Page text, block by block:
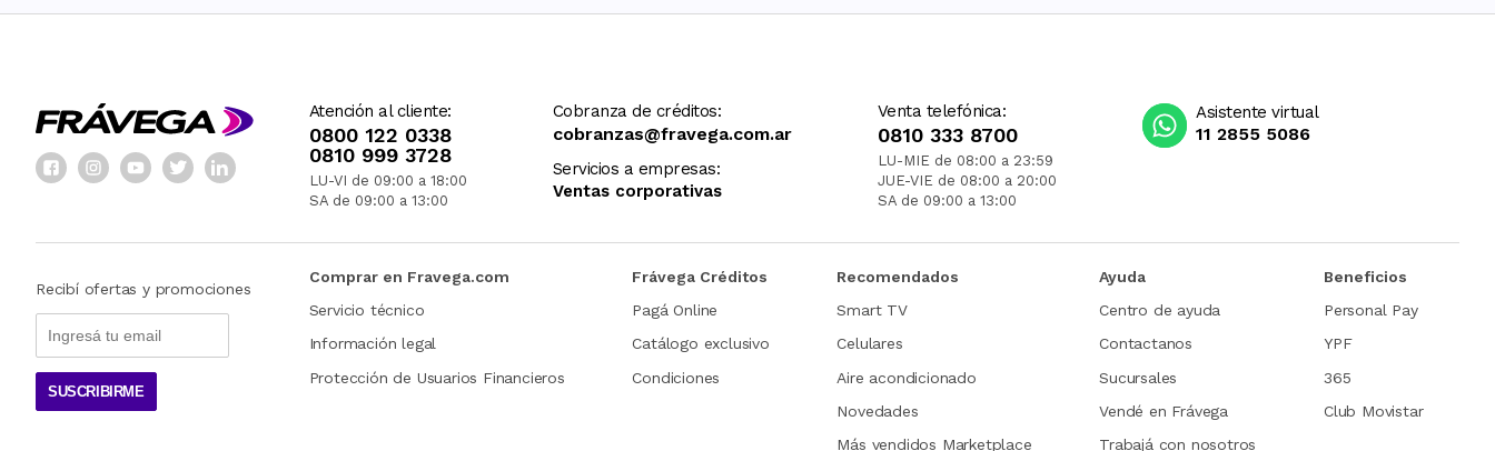
Atención al cliente:
0800 122 0338
0810 999 3728
LU-VI de 09:00 a 18:00
SA de 09:00 a 13:00
Cobranza de créditos:
cobranzas@fravega.com.ar
Servicios a empresas:
Ventas corporativas
Venta telefónica:
0810 333 8700
LU-MIE de 08:00 a 23:59
JUE-VIE de 08:00 a 20:00
SA de 09:00 a 13:00
Asistente virtual
11 2855 5086
Recibí ofertas y promociones
SUSCRIBIRME
Comprar en Fravega.com
Servicio técnico
Información legal
Protección de Usuarios Financieros
Frávega Créditos
Pagá Online
Catálogo exclusivo
Condiciones
Recomendados
Smart TV
Celulares
Aire acondicionado
Novedades
Más vendidos Marketplace
Ayuda
Centro de ayuda
Contactanos
Sucursales
Vendé en Frávega
Trabajá con nosotros
Beneficios
Personal Pay
YPF
365
Club Movistar